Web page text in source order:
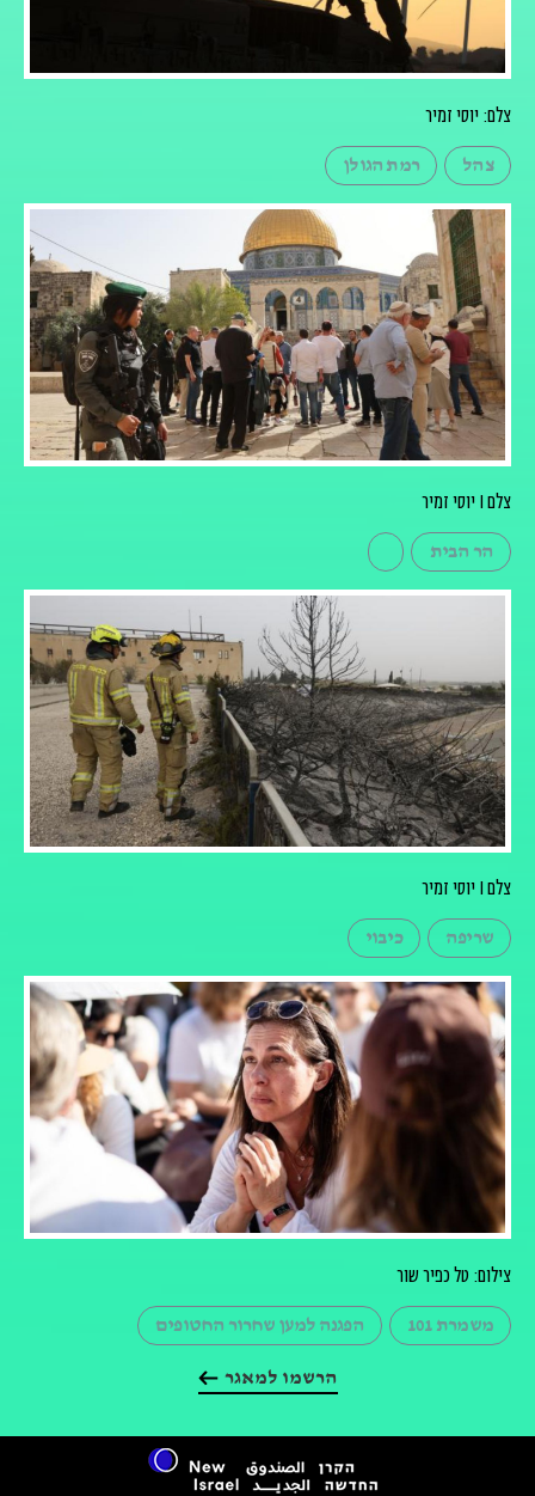
צלם: יוסי זמיר
צהל רמת הגולן
צלם I יוסי זמיר
הר הבית
צלם I יוסי זמיר
שריפה כיבוי
צילום: טל כפיר שור
משמרת 101 הפגנה למען שחרור החטופים
הרשמו למאגר